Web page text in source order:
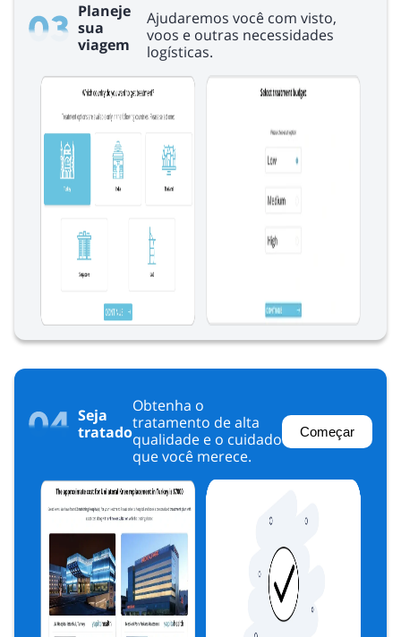
Planeje
sua
viagem
Ajudaremos você com visto,
voos e outras necessidades
logísticas.
Seja
tratado
Obtenha o
tratamento de alta
qualidade e o cuidado
que você merece.
Começar